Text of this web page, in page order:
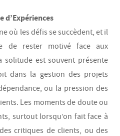
d’Expériences
où les défis se succèdent, et il
de rester motivé face aux
solitude est souvent présente
dans la gestion des projets
ou la pression des
Les moments de doute ou
surtout lorsqu’on fait face à
critiques de clients, ou des